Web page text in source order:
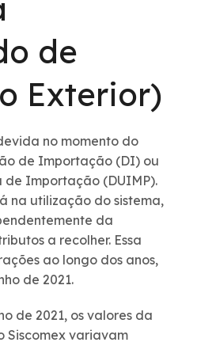
de
Exterior)
no momento do
de Importação (DI) ou
Importação (DUIMP).
na utilização do sistema,
da
a recolher. Essa
ao longo dos anos,
de 2021.
de 2021, os valores da
Siscomex variavam